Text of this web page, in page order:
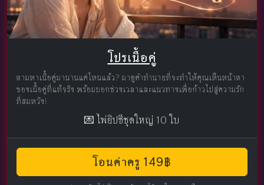
โปรเนื้อคู่
ตามหาเนื้อคู่มานานแค่ไหนแล้ว? มาดูคำทำนายที่จะทำให้คุณเห็นหน้าตา
ของเนื้อคู่ที่แท้จริง พร้อมบอกช่วงเวลาและแนวทางเพื่อก้าวไปสู่ความรัก
ที่สมหวัง!
💌 ไพ่ยิปซีชุดใหญ่ 10 ใบ
โอนค่าครู 149฿